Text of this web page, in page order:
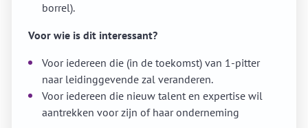
borrel).
Voor wie is dit interessant?
Voor iedereen die (in de toekomst) van 1-pitter
naar leidinggevende zal veranderen.
Voor iedereen die nieuw talent en expertise wil
aantrekken voor zijn of haar onderneming